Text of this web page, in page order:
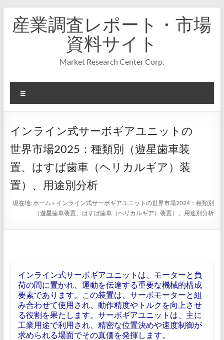
キ
プ
産業調査レポート・市場
資料サイト
Market Research Center Corp.
ニ
ー
インライン式サーボギアユニットの
世界市場2025：種類別（遊星歯車装
置、はすば歯車（ヘリカルギア）装
置）、用途別分析
現在地:ホーム » インライン式サーボギアユニットの世界市場2024：種類別
（遊星歯車装置、はすば歯車（ヘリカルギア）装置）、用途別分析
インライン式サーボギアユニットは、モーターと負
荷の間に置かれ、運動を伝達する重要な機械的構成
要素であります。この装置は、サーボモーターと組
み合わせて使用され、動作精度やトルクを向上させ
る役割を果たします。サーボギアユニットは、主に
工業用途で利用され、精密な位置決めや速度制御が
求められる場面でその真価を発揮します。